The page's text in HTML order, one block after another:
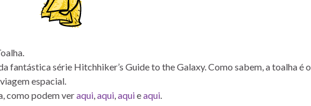
fantástica série Hitchhiker’s Guide to the Galaxy. Como sabem, a toalha é o
espacial.
como podem veraqui,aqui,aquieaqui.